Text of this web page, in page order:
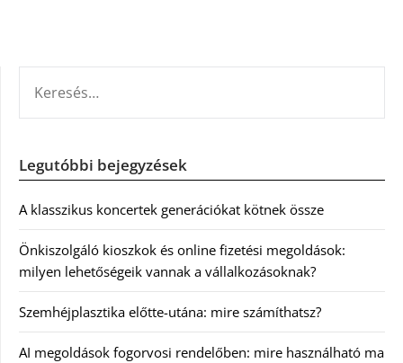
Legutóbbi bejegyzések
A klasszikus koncertek generációkat kötnek össze
Önkiszolgáló kioszkok és online fizetési megoldások:
milyen lehetőségeik vannak a vállalkozásoknak?
Szemhéjplasztika előtte-utána: mire számíthatsz?
AI megoldások fogorvosi rendelőben: mire használható ma